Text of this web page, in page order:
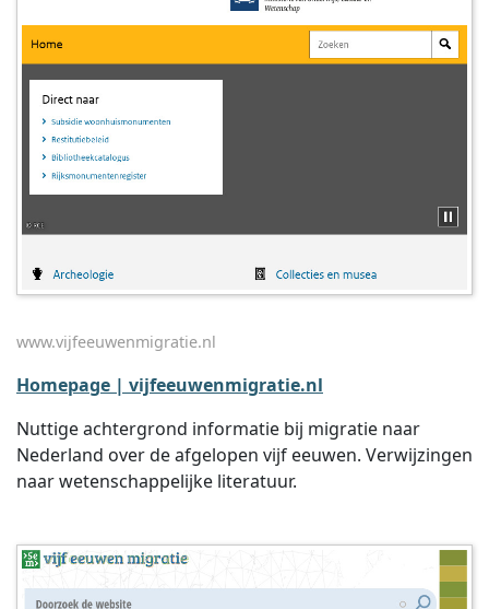
www.vijfeeuwenmigratie.nl
Homepage | vijfeeuwenmigratie.nl
Nuttige achtergrond informatie bij migratie naar
Nederland over de afgelopen vijf eeuwen. Verwijzingen
naar wetenschappelijke literatuur.